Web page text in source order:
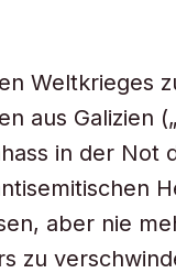
Weltkrieges
aus Galizien
in der Not
aber nie
zu